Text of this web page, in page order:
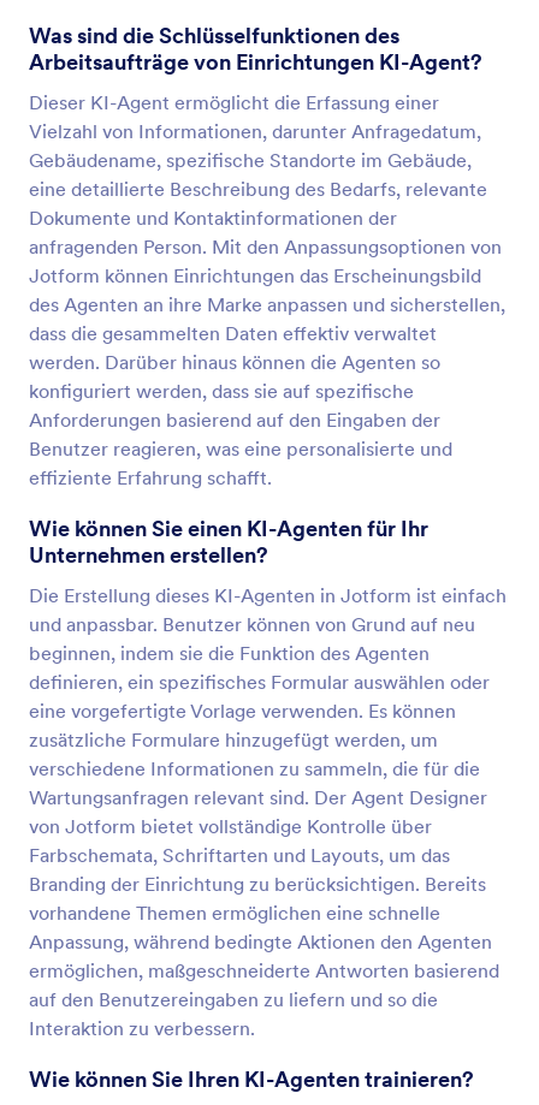
Was sind die Schlüsselfunktionen des
Arbeitsaufträge von Einrichtungen KI-Agent?
Dieser KI-Agent ermöglicht die Erfassung einer
Vielzahl von Informationen, darunter Anfragedatum,
Gebäudename, spezifische Standorte im Gebäude,
eine detaillierte Beschreibung des Bedarfs, relevante
Dokumente und Kontaktinformationen der
anfragenden Person. Mit den Anpassungsoptionen von
Jotform können Einrichtungen das Erscheinungsbild
des Agenten an ihre Marke anpassen und sicherstellen,
dass die gesammelten Daten effektiv verwaltet
werden. Darüber hinaus können die Agenten so
konfiguriert werden, dass sie auf spezifische
Anforderungen basierend auf den Eingaben der
Benutzer reagieren, was eine personalisierte und
effiziente Erfahrung schafft.
Wie können Sie einen KI-Agenten für Ihr
Unternehmen erstellen?
Die Erstellung dieses KI-Agenten in Jotform ist einfach
und anpassbar. Benutzer können von Grund auf neu
beginnen, indem sie die Funktion des Agenten
definieren, ein spezifisches Formular auswählen oder
eine vorgefertigte Vorlage verwenden. Es können
zusätzliche Formulare hinzugefügt werden, um
verschiedene Informationen zu sammeln, die für die
Wartungsanfragen relevant sind. Der Agent Designer
von Jotform bietet vollständige Kontrolle über
Farbschemata, Schriftarten und Layouts, um das
Branding der Einrichtung zu berücksichtigen. Bereits
vorhandene Themen ermöglichen eine schnelle
Anpassung, während bedingte Aktionen den Agenten
ermöglichen, maßgeschneiderte Antworten basierend
auf den Benutzereingaben zu liefern und so die
Interaktion zu verbessern.
Wie können Sie Ihren KI-Agenten trainieren?